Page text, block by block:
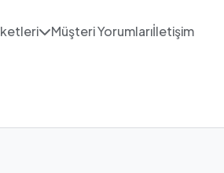
Müşteri Yorumlarıİletişim